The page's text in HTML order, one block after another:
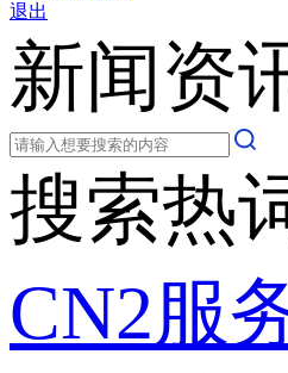
退出
新闻资
搜索热
CN2服